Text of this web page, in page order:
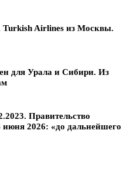
Turkish Airlines из Москвы.
для Урала и Сибири. Из
Правительство
2026: «до дальнейшего